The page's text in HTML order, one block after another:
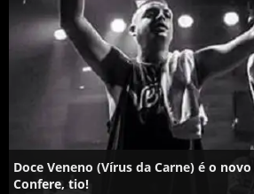
Doce Veneno (Vírus da Carne) é o
Confere, tio!